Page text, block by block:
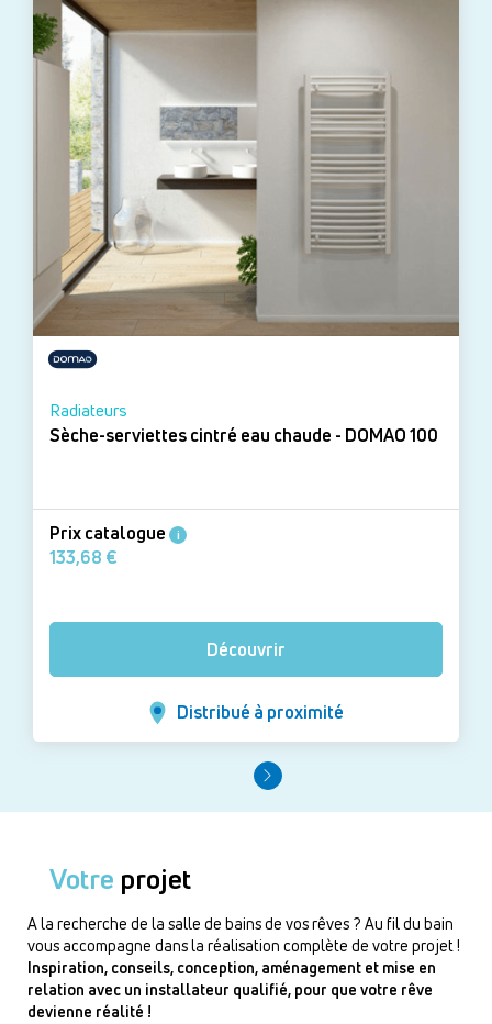
Radiateurs
Sèche-serviettes cintré eau chaude - DOMAO 100
Prix catalogue i
133,68 €
Découvrir
Distribué à proximité
Votre projet
A la recherche de la salle de bains de vos rêves ? Au fil du bain
vous accompagne dans la réalisation complète de votre projet !
Inspiration, conseils, conception, aménagement et mise en
relation avec un installateur qualifié, pour que votre rêve
devienne réalité !